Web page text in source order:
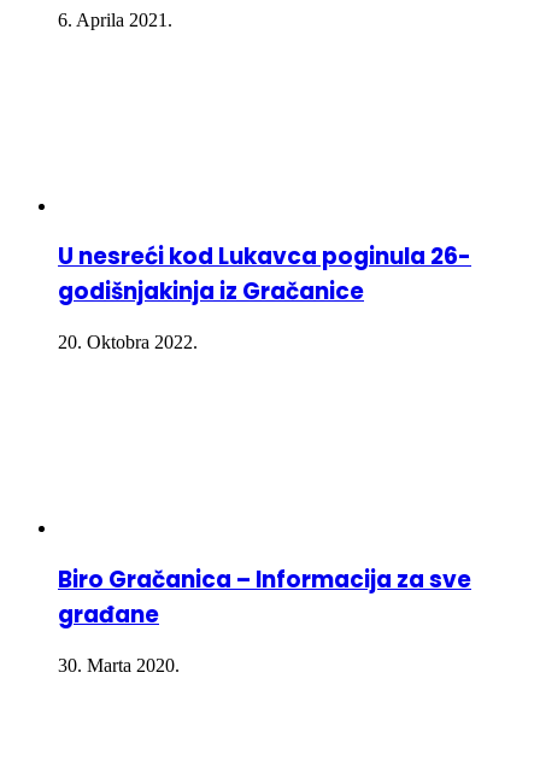
6. Aprila 2021.
U nesreći kod Lukavca poginula 26-
godišnjakinja iz Gračanice
20. Oktobra 2022.
Biro Gračanica – Informacija za sve
građane
30. Marta 2020.